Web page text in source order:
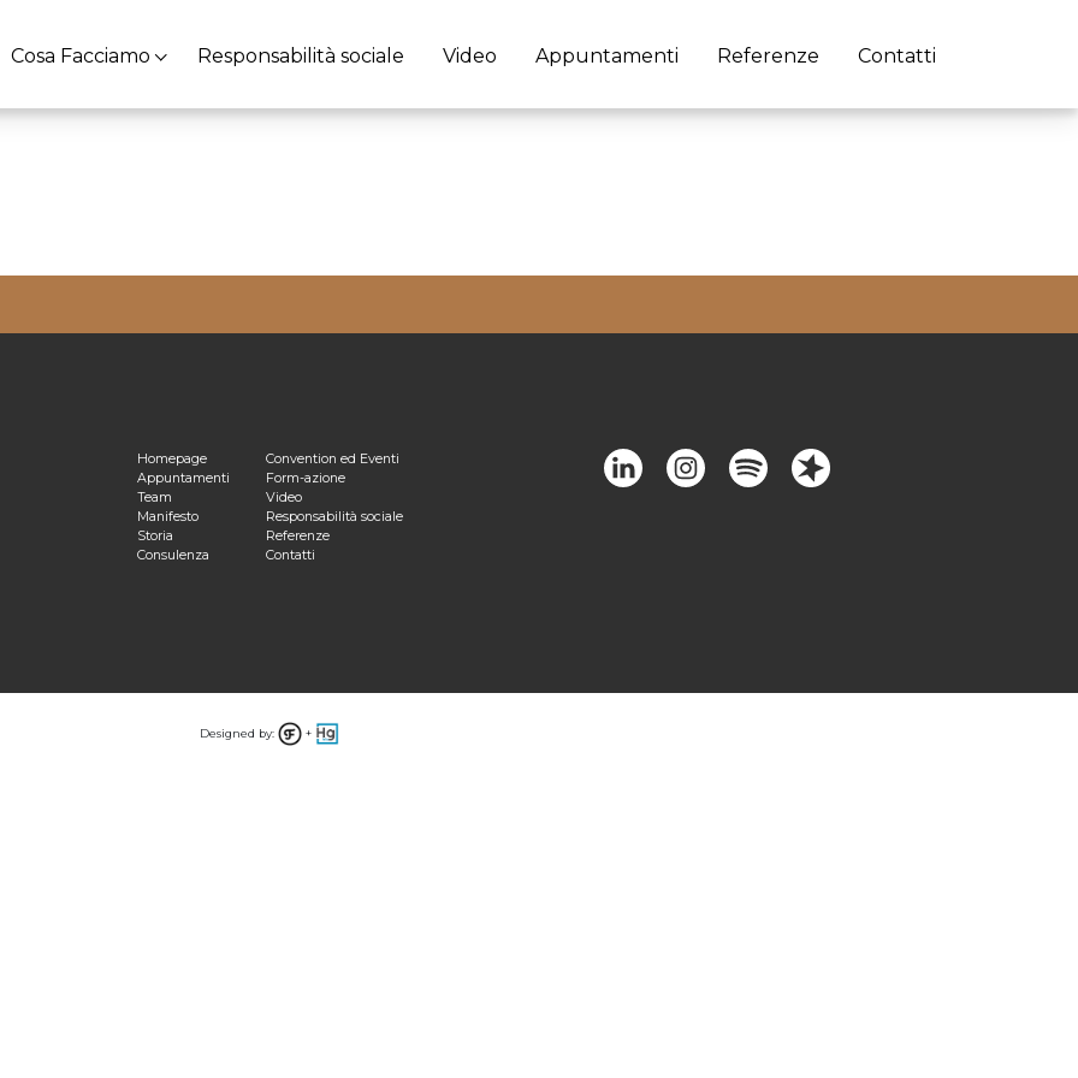
Cosa Facciamo Responsabilità sociale Video Appuntamenti Referenze Contatti
Privacy PolicyHomepage
Appuntamenti
Team
Manifesto
Storia
Consulenza
Convention ed Eventi
Form-azione
Video
Responsabilità sociale
Referenze
Contatti
Designed by: +